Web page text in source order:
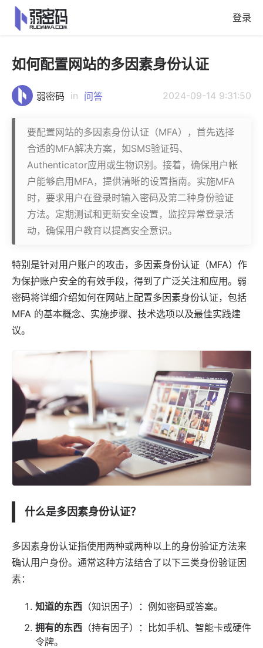
登录
如何配置网站的多因素身份认证
弱密码 in 问答 2024-09-14 9:31:50
要配置网站的多因素身份认证（MFA），首先选择
合适的MFA解决方案，如SMS验证码、
Authenticator应用或生物识别。接着，确保用户帐
户能够启用MFA，提供清晰的设置指南。实施MFA
时，要求用户在登录时输入密码及第二种身份验证
方法。定期测试和更新安全设置，监控异常登录活
动，确保用户教育以提高安全意识。
特别是针对用户账户的攻击，多因素身份认证（MFA）作
为保护账户安全的有效手段，得到了广泛关注和应用。 弱
密码将详细介绍如何在网站上配置多因素身份认证，包括
MFA 的基本概念、实施步骤、技术选项以及最佳实践建
议。
什么是多因素身份认证？
多因素身份认证指使用两种或两种以上的身份验证方法来
确认用户身份。通常这种方法结合了以下三类身份验证因
素：
知道的东西 （知识因子）：例如密码或答案。
拥有的东西 （持有因子）：比如手机、智能卡或硬件
令牌。